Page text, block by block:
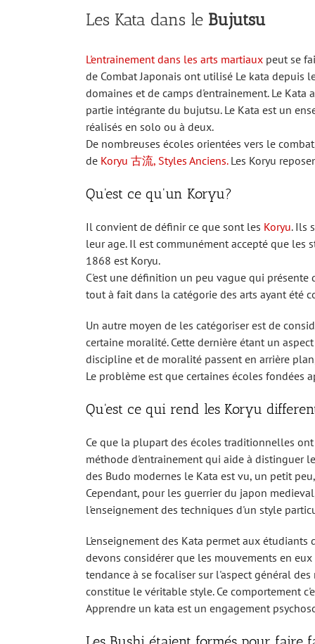
Les Kata dans le Bujutsu
L'entrainement dans les arts martiaux peut se
de Combat Japonais ont utilisé Le kata depuis
domaines et de camps d'entrainement. Le
partie intégrante du bujutsu. Le Kata est un
réalisés en solo ou à deux.
De nombreuses écoles orientées vers le
de Koryu 古流, Styles Anciens.Les Koryu
Qu'est ce qu'un Koryu?
Il convient de définir ce que sont les Koryu. Ils
leur age. Il est communément accepté que les
1868 est Koryu.
C'est une définition un peu vague qui
tout à fait dans la catégorie des arts ayant été
Un autre moyen de les catégoriser est de
certaine moralité. Cette dernière étant un
discipline et de moralité passent en arrière
Le problème est que certaines écoles fondées
Qu'est ce qui rend les Koryu
Ce que la plupart des écoles traditionnelles
méthode d'entrainement qui aide à distinguer
des Budo modernes le Kata est vu, un petit
Cependant, pour les guerrier du japon
l'enseignement des techniques d'un style
L'enseignement des Kata permet aux
devons considérer que les mouvements en
tendance à se focaliser sur l'aspect général
constitue le véritable style. Ce comportement
Apprendre un kata est un engagement